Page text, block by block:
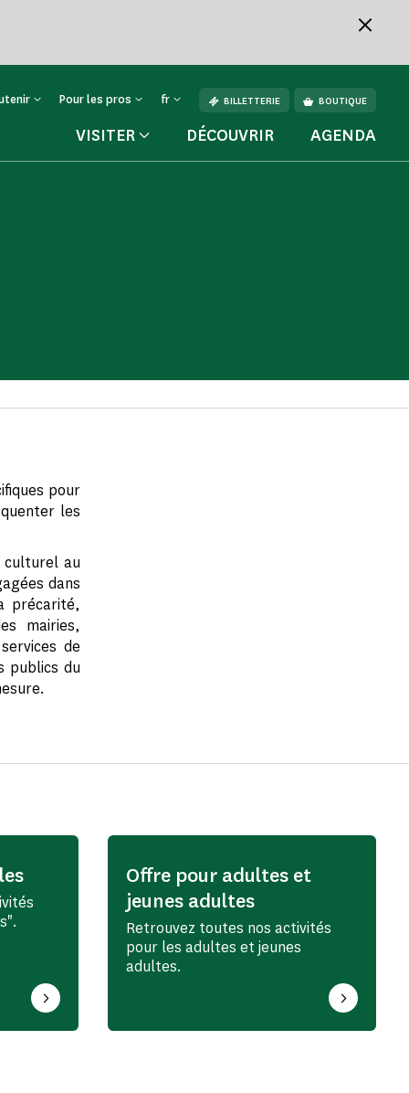
Pour les pros fr BILLETTERIE BOUTIQUE
VISITER DÉCOUVRIR AGENDA
pour
les
culturel au
dans
précarité,
mairies,
de
publics du
Offre pour adultes et
jeunes adultes
Retrouvez toutes nos activités
pour les adultes et jeunes
adultes.